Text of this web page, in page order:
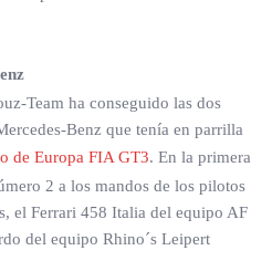
Team ha conseguido las dos
Benz que tenía en parrilla
de Europa FIA GT3. En la primera
2 a los mandos de los pilotos
el Ferrari 458 Italia del equipo AF
del equipo Rhino´s Leipert